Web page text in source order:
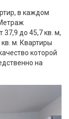
в каждом
37,9 до 45,7 кв. м,
м. Квартиры
которой
на